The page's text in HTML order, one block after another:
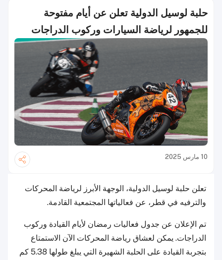
حلبة لوسيل الدولية تعلن عن أيام مفتوحة
للجمهور لرياضة السيارات وركوب الدراجات
تعلن حلبة لوسيل الدولية، الوجهة الأبرز لرياضة المحركات
والترفيه في قطر، عن فعالياتها المجتمعية القادمة.
تم الإعلان عن جدول فعاليات رمضان لأيام القيادة وركوب
الدراجات. يمكن لعشاق رياضة المحركات الآن الاستمتاع
بتجربة القيادة على الحلبة الشهيرة التي يبلغ طولها 5.38 كم